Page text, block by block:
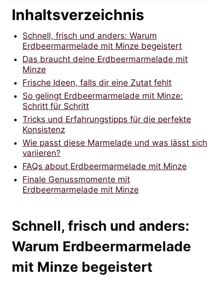
Inhaltsverzeichnis
Schnell, frisch und anders: Warum
Erdbeermarmelade mit Minze begeistert
Das braucht deine Erdbeermarmelade mit
Minze
Frische Ideen, falls dir eine Zutat fehlt
So gelingt Erdbeermarmelade mit Minze:
Schritt für Schritt
Tricks und Erfahrungstipps für die perfekte
Konsistenz
Wie passt diese Marmelade und was lässt sich
variieren?
FAQs about Erdbeermarmelade mit Minze
Finale Genussmomente mit
Erdbeermarmelade mit Minze
Schnell, frisch und anders:
Warum Erdbeermarmelade
mit Minze begeistert